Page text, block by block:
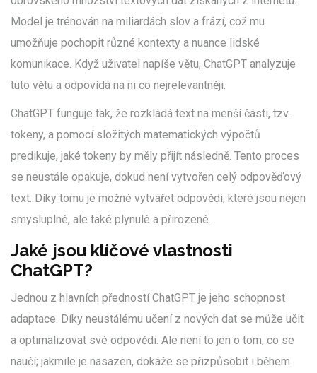
Model je trénován na miliardách slov a frází, což mu
umožňuje pochopit různé kontexty a nuance lidské
komunikace. Když uživatel napíše větu, ChatGPT analyzuje
tuto větu a odpovídá na ni co nejrelevantněji.
ChatGPT funguje tak, že rozkládá text na menší části, tzv.
tokeny, a pomocí složitých matematických výpočtů
predikuje, jaké tokeny by měly přijít následně. Tento proces
se neustále opakuje, dokud není vytvořen celý odpověďový
text. Díky tomu je možné vytvářet odpovědi, které jsou nejen
smysluplné, ale také plynulé a přirozené.
Jaké jsou klíčové vlastnosti
ChatGPT?
Jednou z hlavních předností ChatGPT je jeho schopnost
adaptace. Díky neustálému učení z nových dat se může učit
a optimalizovat své odpovědi. Ale není to jen o tom, co se
naučí; jakmile je nasazen, dokáže se přizpůsobit i během